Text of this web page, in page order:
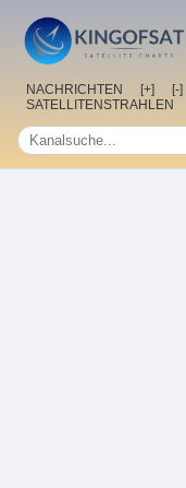
NACHRICHTEN [+] [-]
SATELLITENSTRAHLEN